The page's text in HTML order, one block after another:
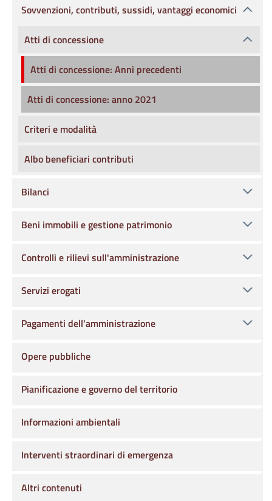
Sovvenzioni, contributi, sussidi, vantaggi economici
Atti di concessione
Atti di concessione: Anni precedenti
Atti di concessione: anno 2021
Criteri e modalità
Albo beneficiari contributi
Bilanci
Beni immobili e gestione patrimonio
Controlli e rilievi sull'amministrazione
Servizi erogati
Pagamenti dell'amministrazione
Opere pubbliche
Pianificazione e governo del territorio
Informazioni ambientali
Interventi straordinari di emergenza
Altri contenuti